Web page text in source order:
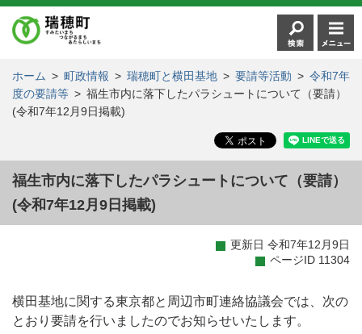
ホーム > 町政情報 > 瑞穂町と横田基地 > 要請等活動 > 令和7年
度の要請等 > 福生市内に落下したパラシュートについて（要請）
(令和7年12月9日掲載)
福生市内に落下したパラシュートについて（要請）
(令和7年12月9日掲載)
更新日 令和7年12月9日
ページID 11304
横田基地に関する東京都と周辺市町連絡協議会では、次の
とおり要請を行いましたのでお知らせいたします。